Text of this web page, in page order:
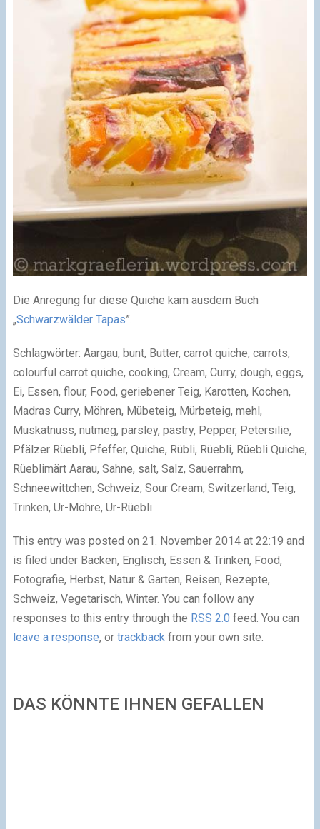
Die Anregung für diese Quiche kam ausdem Buch
„Schwarzwälder Tapas”.
Schlagwörter: Aargau, bunt, Butter, carrot quiche, carrots,
colourful carrot quiche, cooking, Cream, Curry, dough, eggs,
Ei, Essen, flour, Food, geriebener Teig, Karotten, Kochen,
Madras Curry, Möhren, Mübeteig, Mürbeteig, mehl,
Muskatnuss, nutmeg, parsley, pastry, Pepper, Petersilie,
Pfälzer Rüebli, Pfeffer, Quiche, Rübli, Rüebli, Rüebli Quiche,
Rüeblimärt Aarau, Sahne, salt, Salz, Sauerrahm,
Schneewittchen, Schweiz, Sour Cream, Switzerland, Teig,
Trinken, Ur-Möhre, Ur-Rüebli
This entry was posted on 21. November 2014 at 22:19 and
is filed under Backen, Englisch, Essen & Trinken, Food,
Fotografie, Herbst, Natur & Garten, Reisen, Rezepte,
Schweiz, Vegetarisch, Winter. You can follow any
responses to this entry through the RSS 2.0 feed. You can
leave a response, or trackbackfrom your own site.
DAS KÖNNTE IHNEN GEFALLEN